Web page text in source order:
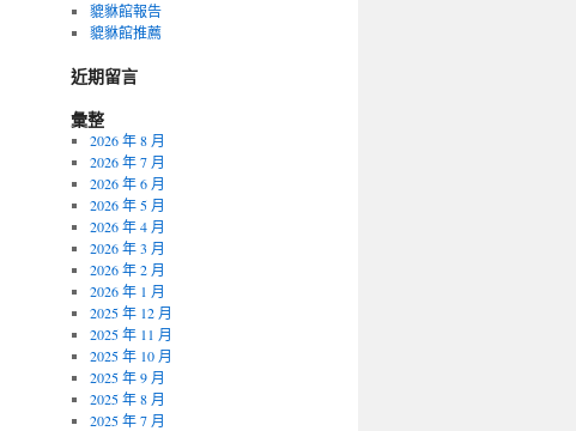
貔貅館報告
貔貅館推薦
近期留言
彙整
2026 年 8 月
2026 年 7 月
2026 年 6 月
2026 年 5 月
2026 年 4 月
2026 年 3 月
2026 年 2 月
2026 年 1 月
2025 年 12 月
2025 年 11 月
2025 年 10 月
2025 年 9 月
2025 年 8 月
2025 年 7 月